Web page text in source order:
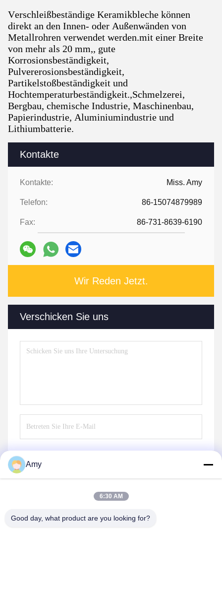
Kontakte
Kontakte: Miss. Amy
Telefon: 86-15074879989
Fax: 86-731-8639-6190
Wir Reden Jetzt.
Verschicken Sie uns
Verschleißbeständige Keramikbleche können
direkt an den Innen- oder Außenwänden von
Metallrohren verwendet werden.mit einer Breite
von mehr als 20 mm,, gute
Korrosionsbeständigkeit,
Pulvererosionsbeständigkeit,
Partikelstoßbeständigkeit und
Hochtemperaturbeständigkeit.,Schmelzerei,
Bergbau, chemische Industrie, Maschinenbau,
Papierindustrie, Aluminiumindustrie und
Lithiumbatterie.
Amy
6:30 AM
Good day, what product are you looking for?